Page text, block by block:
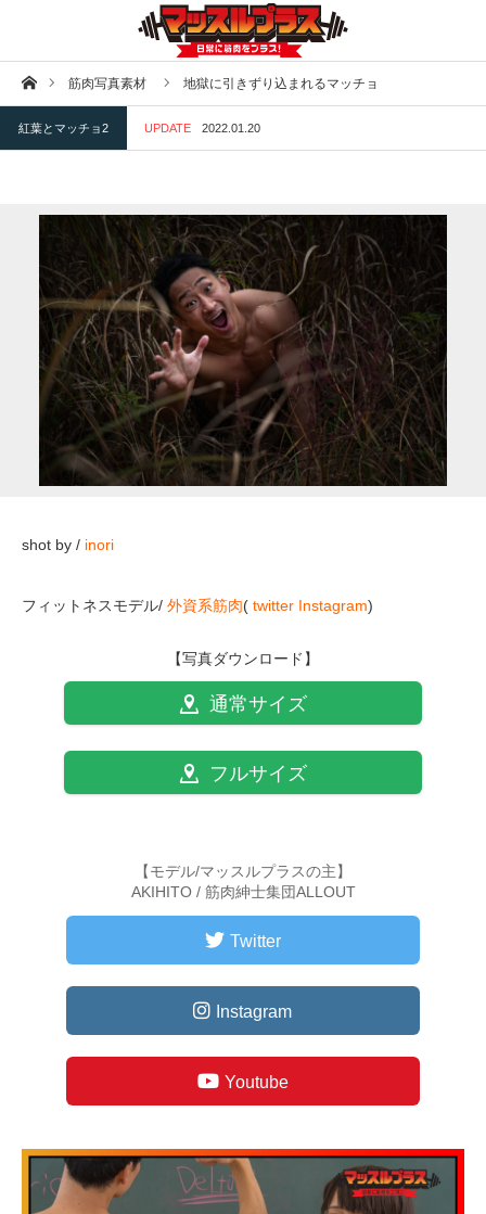
ホーム筋肉写真素材 地獄に引きずり込まれるマッチョ
紅葉とマッチョ2 UPDATE 2022.01.20
shot by / inori
フィットネスモデル/ 外資系筋肉( twitter Instagram)
【写真ダウンロード】
通常サイズ
フルサイズ
【モデル/マッスルプラスの主】
AKIHITO / 筋肉紳士集団ALLOUT
Twitter
Instagram
Youtube